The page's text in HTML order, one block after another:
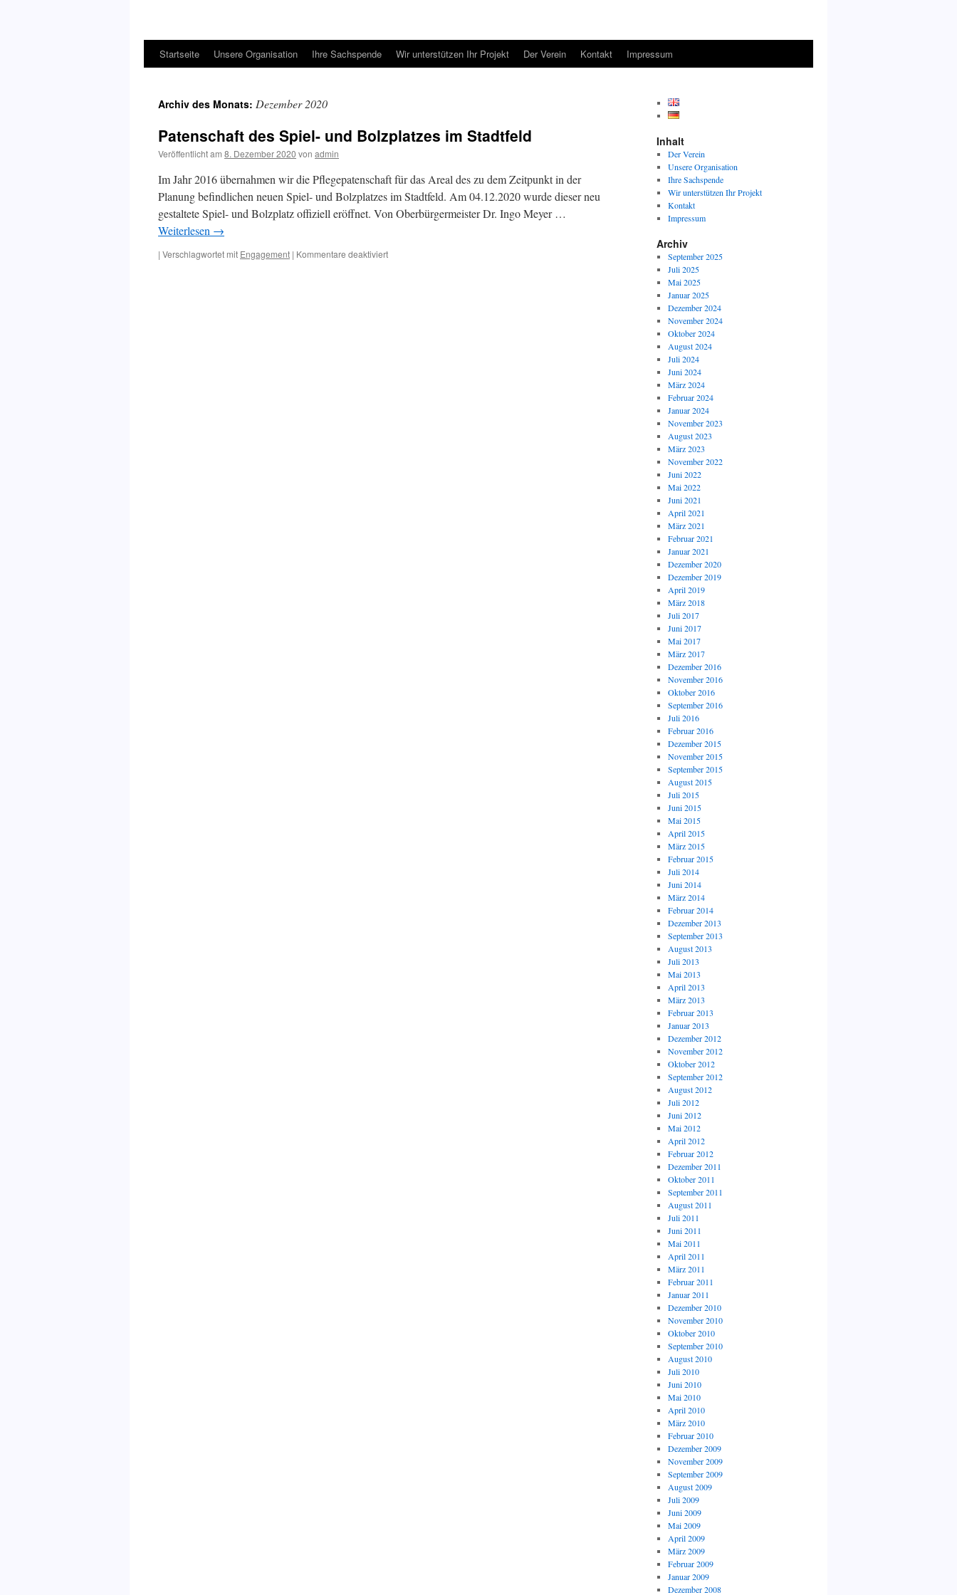
Startseite Unsere Organisation Ihre Sachspende Wir unterstützen Ihr Projekt Der Verein Kontakt Impressum
Archiv des Monats: Dezember 2020
Patenschaft des Spiel- und Bolzplatzes im Stadtfeld
Veröffentlicht am 8. Dezember 2020 von admin
Im Jahr 2016 übernahmen wir die Pflegepatenschaft für das Areal des zu dem Zeitpunkt in der
Planung befindlichen neuen Spiel- und Bolzplatzes im Stadtfeld. Am 04.12.2020 wurde dieser neu
gestaltete Spiel- und Bolzplatz offiziell eröffnet. Von Oberbürgermeister Dr. Ingo Meyer …
Weiterlesen →
| Verschlagwortet mit Engagement | Kommentare deaktiviertfür
Inhalt
Der Verein
Unsere Organisation
Ihre Sachspende
Wir unterstützen Ihr Projekt
Kontakt
Impressum
Archiv
September 2025
Juli 2025
Mai 2025
Januar 2025
Dezember 2024
November 2024
Oktober 2024
August 2024
Juli 2024
Juni 2024
März 2024
Februar 2024
Januar 2024
November 2023
August 2023
März 2023
November 2022
Juni 2022
Mai 2022
Juni 2021
April 2021
März 2021
Februar 2021
Januar 2021
Dezember 2020
Dezember 2019
April 2019
März 2018
Juli 2017
Juni 2017
Mai 2017
März 2017
Dezember 2016
November 2016
Oktober 2016
September 2016
Juli 2016
Februar 2016
Dezember 2015
November 2015
September 2015
August 2015
Juli 2015
Juni 2015
Mai 2015
April 2015
März 2015
Februar 2015
Juli 2014
Juni 2014
März 2014
Februar 2014
Dezember 2013
September 2013
August 2013
Juli 2013
Mai 2013
April 2013
März 2013
Februar 2013
Januar 2013
Dezember 2012
November 2012
Oktober 2012
September 2012
August 2012
Juli 2012
Juni 2012
Mai 2012
April 2012
Februar 2012
Dezember 2011
Oktober 2011
September 2011
August 2011
Juli 2011
Juni 2011
Mai 2011
April 2011
März 2011
Februar 2011
Januar 2011
Dezember 2010
November 2010
Oktober 2010
September 2010
August 2010
Juli 2010
Juni 2010
Mai 2010
April 2010
März 2010
Februar 2010
Dezember 2009
November 2009
September 2009
August 2009
Juli 2009
Juni 2009
Mai 2009
April 2009
März 2009
Februar 2009
Januar 2009
Dezember 2008